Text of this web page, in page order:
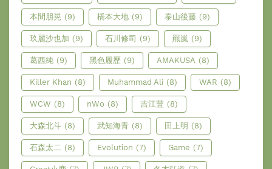
本間朋晃 (9) 橋本大地 (9) 泰山後藤 (9)
玖麗沙也加 (9) 石川修司 (9) 羆嵐 (9)
葛西純 (9) 黑色履歷 (9) AMAKUSA (8)
Killer Khan (8) Muhammad Ali (8) WAR (8)
WCW (8) nWo (8) 吉江豐 (8)
大森北斗 (8) 武知海青 (8) 田上明 (8)
石森太二 (8) Evolution (7) Game (7)